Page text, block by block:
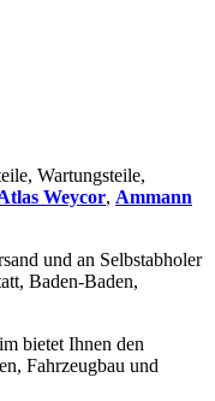
Wartungsteile,
Weycor, Ammann
und an Selbstabholer
Baden-Baden,
bietet Ihnen den
Fahrzeugbau und